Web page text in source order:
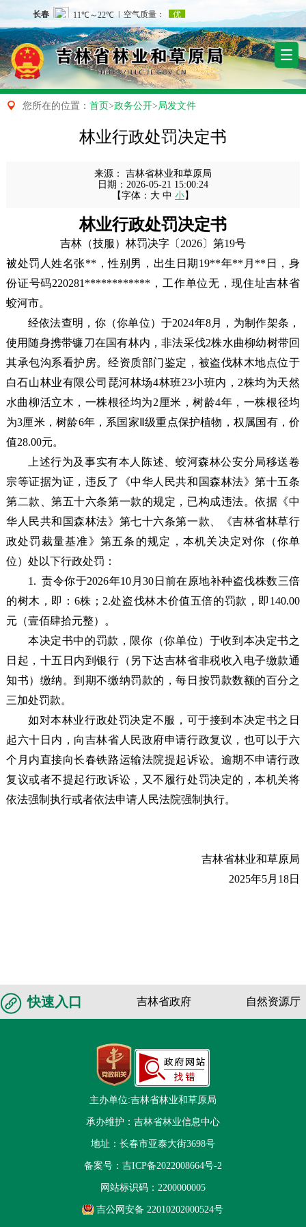
 您所在的位置： 首页>政务公开> 局发文件
林业行政处罚决定书
来源：
吉林省林业和草原局
日期： 2026-05-21 15:00:24
【字体： 大 中 小】
林业行政处罚决定书
吉林（技服）林罚决字〔2026〕第19号
被处罚人姓名张**，性别男，出生日期19**年**月**日，身
份证号码220281************，工作单位无，现住址吉林省
蛟河市。
经依法查明，你（你单位）于2024年8月， 为制作架条，
使用随身携带镰刀在国有林内，非法采伐2株水曲柳幼树带回
其承包沟系看护房。经资质部门鉴定，被盗伐林木地点位于
白石山林业有限公司琵河林场4林班23小班内，2株均为天然
水曲柳活立木，一株根径均为2厘米，树龄4年， 一株根径均
为3厘米，树龄6年， 系国家Ⅱ级重点保护植物， 权属国有，价
值28.00元。
上述行为及事实有本人陈述、蛟河森林公安分局移送卷
宗等证据为证，违反了
《中华人民共和国森林法》第十五条
第二款、第五十六条第一款的规定，已构成违法。依据《中
华人民共和国森林法》第七十六条第一款、
《吉林省林草行
政处罚裁量基准》第五条 的规定，本机关决定对你（你单
位）处以下行政处罚：
1. 责令你于2026年10月30日前在原地补种盗伐株数三倍
的树木，即：6株；2.处盗伐林木价值五倍的罚款，即140.00
元（壹佰肆拾元整）。
本决定书中的罚款，限你（你单位）于收到本决定书之
日起，十五日内到银行（另下达吉林省非税收入电子缴款通
知书）缴纳。到期不缴纳罚款的，每日按罚款数额的百分之
三加处罚款。
如对本林业行政处罚决定不服，可于接到本决定书之日
起六十日内，向吉林省人民政府申请行政复议，也可以于六
个月内直接向长春铁路运输法院提起诉讼。逾期不申请行政
复议或者不提起行政诉讼，又不履行处罚决定的，本机关将
依法强制执行或者依法申请人民法院强制执行。
吉林省林业和草原局
2025年5月18日
快速入口 吉林省政府 自然资源厅
主办单位:吉林省林业和草原局
承办维护：吉林省林业信息中心
地址：长春市亚泰大街3698号
备案号： 吉ICP备2022008664号-2
网站标识码：2200000005
吉公网安备 22010202000524号